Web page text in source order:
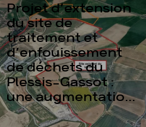
Projet d’extension
du site de
traitement et
d’enfouissement
de déchets du
Plessis-Gassot :
une augmentatio...